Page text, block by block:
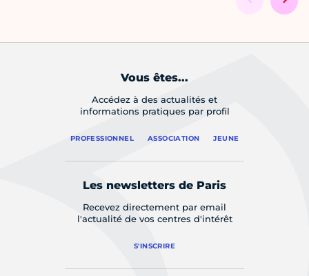
Vous êtes...
Accédez à des actualités et
informations pratiques par profil
PROFESSIONNEL ASSOCIATION JEUNE
Les newsletters de Paris
Recevez directement par email
l'actualité de vos centres d'intérêt
S'INSCRIRE